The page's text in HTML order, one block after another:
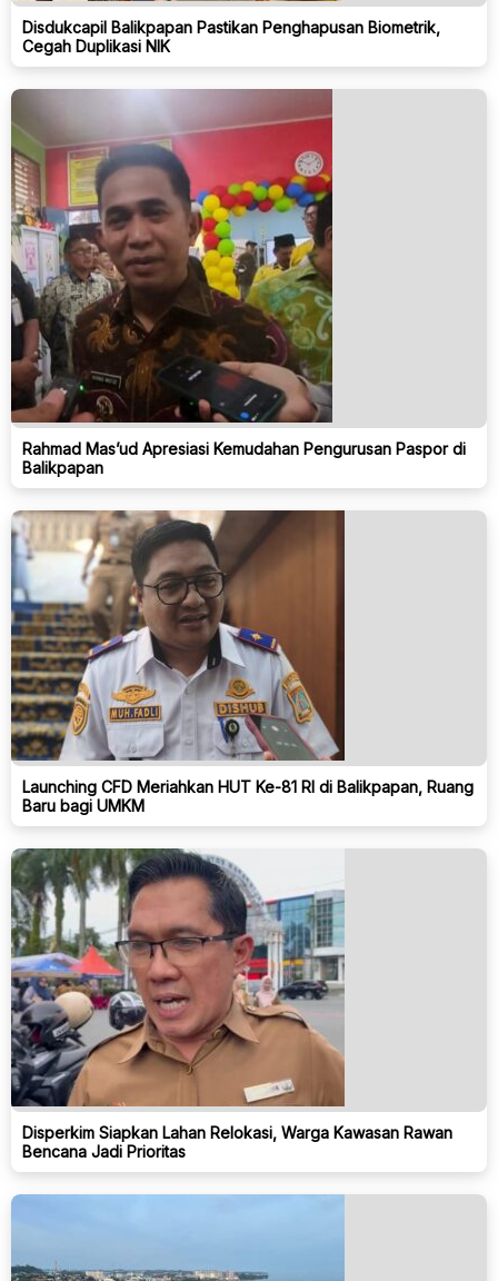
Disdukcapil Balikpapan Pastikan Penghapusan Biometrik,
Cegah Duplikasi NIK
Rahmad Mas’ud Apresiasi Kemudahan Pengurusan Paspor di
Balikpapan
Launching CFD Meriahkan HUT Ke-81 RI di Balikpapan, Ruang
Baru bagi UMKM
Disperkim Siapkan Lahan Relokasi, Warga Kawasan Rawan
Bencana Jadi Prioritas